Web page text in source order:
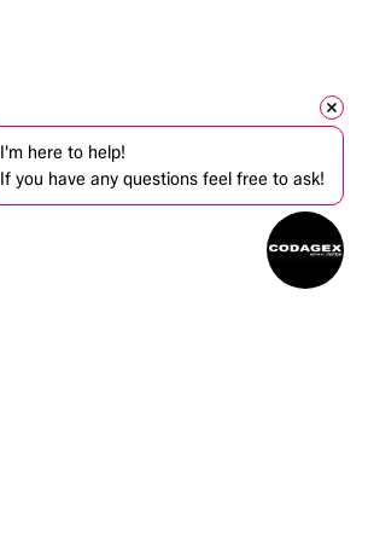
I'm here to help!
If you have any questions feel free to ask!